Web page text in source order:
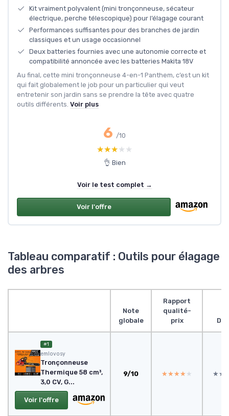
Kit vraiment polyvalent (mini tronçonneuse, sécateur
électrique, perche télescopique) pour l’élagage courant
Performances suffisantes pour des branches de jardin
classiques et un usage occasionnel
Deux batteries fournies avec une autonomie correcte et
compatibilité annoncée avec les batteries Makita 18V
Au final, cette mini tronçonneuse 4-en-1 Panthem, c’est un kit
qui fait globalement le job pour un particulier qui veut
entretenir son jardin sans se prendre la tête avec quatre
outils différents. Voir plus
6 /10
★★★★★
★★★★★
👌 Bien
Voir le test complet →
Voir l'offre
Tableau comparatif : Outils pour élagage
des arbres
Note
globale
Rapport
qualité-
prix
#1
emlovosy
Tronçonneuse
Thermique 58 cm³,
3,0 CV, G...
Voir l'offre
9/10 ★★★★★
★★★★★